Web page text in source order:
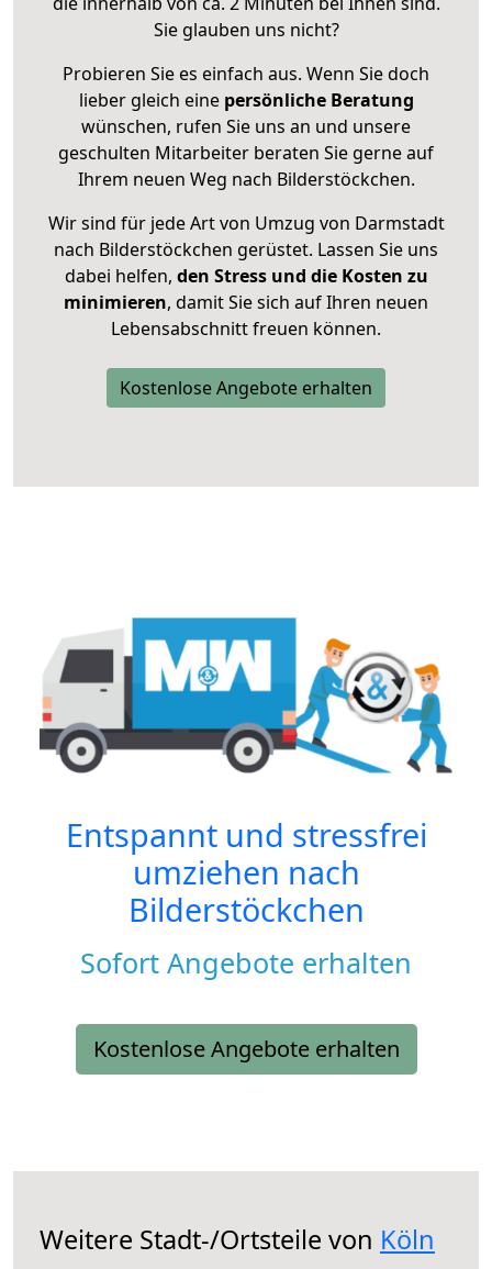
Sie glauben uns nicht?
Probieren Sie es einfach aus. Wenn Sie doch
lieber gleich eine persönliche Beratung
wünschen, rufen Sie uns an und unsere
geschulten Mitarbeiter beraten Sie gerne auf
Ihrem neuen Weg nach Bilderstöckchen.
Wir sind für jede Art von Umzug von Darmstadt
nach Bilderstöckchen gerüstet. Lassen Sie uns
dabei helfen, den Stress und die Kosten zu
minimieren, damit Sie sich auf Ihren neuen
Lebensabschnitt freuen können.
Kostenlose Angebote erhalten
Entspannt und stressfrei
umziehen nach
Bilderstöckchen
Sofort Angebote erhalten
Kostenlose Angebote erhalten
Weitere Stadt-/Ortsteile von Köln